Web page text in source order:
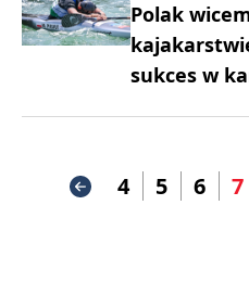
Polak
sukces w
4 5 6 7